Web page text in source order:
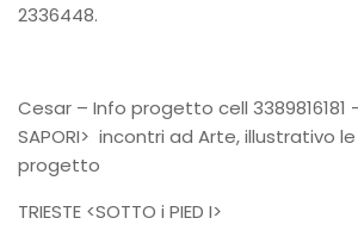
2336448.
Cesar – Info progetto cell 3389816181 –
SAPORI> incontri ad Arte, illustrativo
progetto
TRIESTE <SOTTO i PIED I>